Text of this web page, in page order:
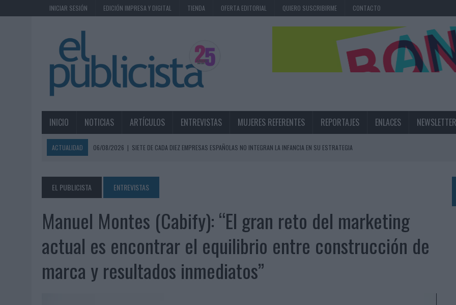
INICIAR SESIÓN EDICIÓN IMPRESA Y DIGITAL TIENDA OFERTA EDITORIAL QUIERO SUSCRIBIRME CONTACTO
INICIO NOTICIAS ARTÍCULOS ENTREVISTAS MUJERES REFERENTES REPORTAJES ENLACES NEWSLETTER
ACTUALIDAD 06/08/2026 | SIETE DE CADA DIEZ EMPRESAS ESPAÑOLAS NO INTEGRAN LA INFANCIA EN SU ESTRATEGIA
06/08/2026 | EL USO DE LA IA GENERATIVA ALCANZA YA AL 62% DE LOS ESPAÑOLES
06/08/2026
SYSTEM1 NOMBRA A KIMBERLY BASTONI COMO NUEVA DIRECTORA COMERCIAL GLOBAL
06/08/2026 | FRIGO Y UNIQLO LANZAN UNA COLECCIÓN PERSONALIZABLE INSPIRADA EN CORNETTO, CALIPPO Y SOLERO
06/08/2026
LA IA ESTÁ SUBIENDO EL LISTÓN DE LA CREATIVIDAD
BEON WORLDWIDE LANZA RAÍZ URBANA PARA TRANSFORMAR EL PATRIMONIO HISTÓRICO EN ACTIVOS CULTURALES Y ECONÓMICOS
05/08/2026
FABRA COMUNICACIÓN INCORPORA A CASONÁ Y ASUME LA GESTIÓN DE SUS RELACIONES CON LOS MEDIOS
EL PUBLICISTA ENTREVISTAS
Manuel Montes (Cabify): “El gran reto del marketing
actual es encontrar el equilibrio entre construcción de
marca y resultados inmediatos”